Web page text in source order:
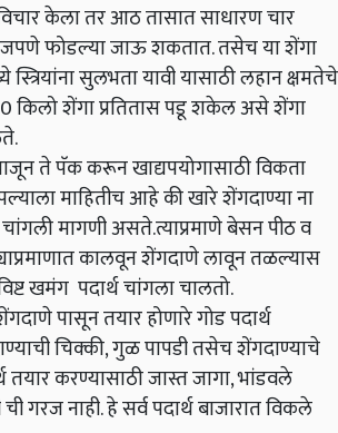
केला तर आठ तासात साधारण चार
फोडल्या जाऊ शकतात. तसेच या शेंगा
स्त्रियांना सुलभता यावी यासाठी लहान क्षमतेचे
किलो शेंगा प्रतितास पडू शकेल असे शेंगा
ते पॅक करून खाद्यपयोगासाठी विकता
माहितीच आहे की खारे शेंगदाण्या ना
मागणी असते.त्याप्रमाणे बेसन पीठ व
कालवून शेंगदाणे लावून तळल्यास
खमंग पदार्थ चांगला चालतो.
पासून तयार होणारे गोड पदार्थ
चिक्की, गुळ पापडी तसेच शेंगदाण्याचे
तयार करण्यासाठी जास्त जागा, भांडवले
ची गरज नाही. हे सर्व पदार्थ बाजारात विकले